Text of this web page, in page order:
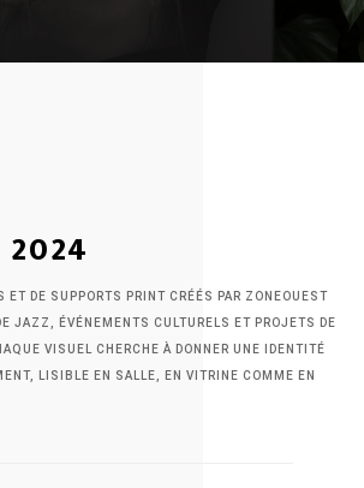
2024
ET DE SUPPORTS PRINT CRÉÉS PAR ZONEOUEST
JAZZ, ÉVÉNEMENTS CULTURELS ET PROJETS DE
VISUEL CHERCHE À DONNER UNE IDENTITÉ
LISIBLE EN SALLE, EN VITRINE COMME EN